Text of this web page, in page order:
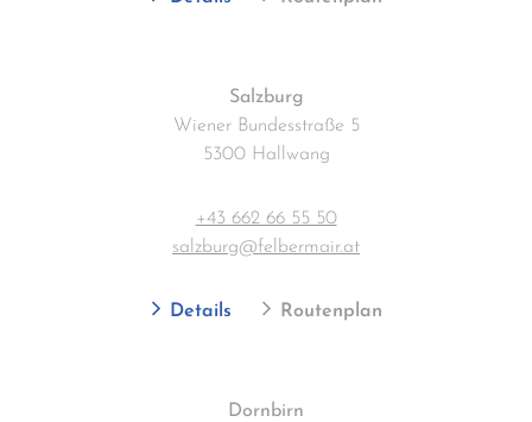
Salzburg
Wiener Bundesstraße 5
5300 Hallwang
+43 662 66 55 50
salzburg@felbermair.at
Details Routenplan
Dornbirn